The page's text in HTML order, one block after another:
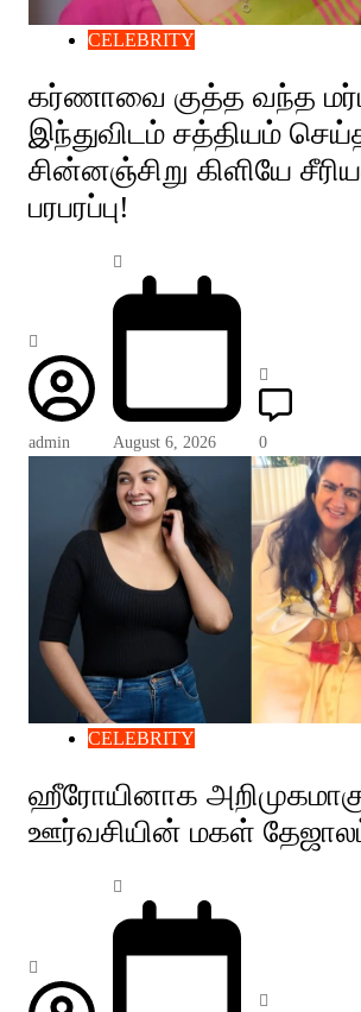
CELEBRITY
கர்ணாவை குத்த வந்த
இந்துவிடம் சத்தியம்
சின்னஞ்சிறு கிளியே
பரபரப்பு!
admin August 6, 2026 0
CELEBRITY
ஹீரோயினாக
ஊர்வசியின் மகள்